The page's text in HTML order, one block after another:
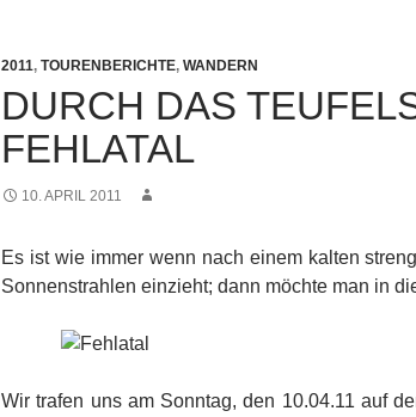
2011, TOURENBERICHTE, WANDERN
DURCH DAS
FEHLATAL
10. APRIL 2011
Es ist wie immer wenn nach einem kalten
Sonnenstrahlen einzieht; dann möchte man in
Wir trafen uns am Sonntag, den 10.04.11 auf